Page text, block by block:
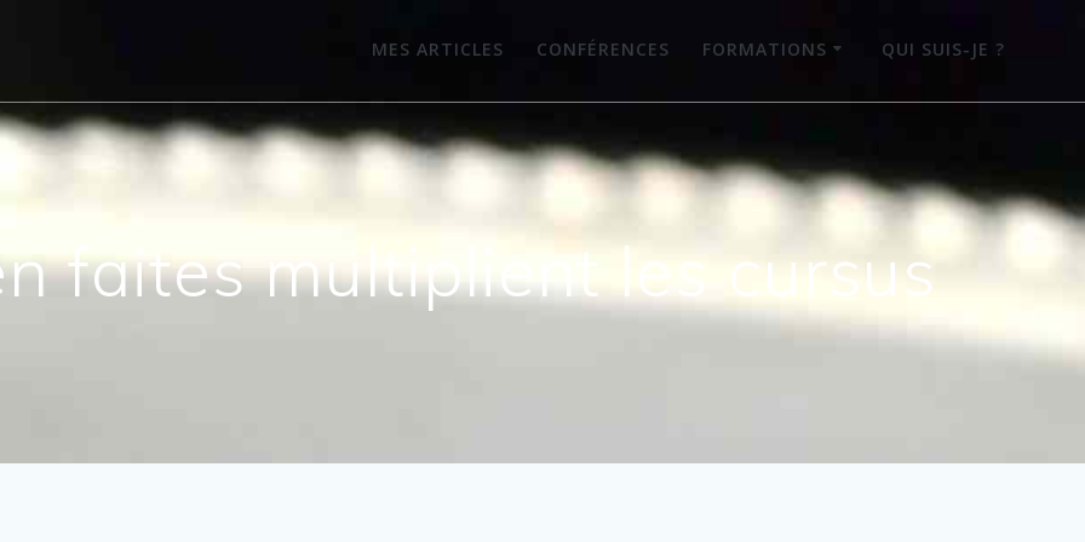
MES ARTICLES CONFÉRENCES FORMATIONS QUI SUIS-JE ?
faites multiplient les cursus